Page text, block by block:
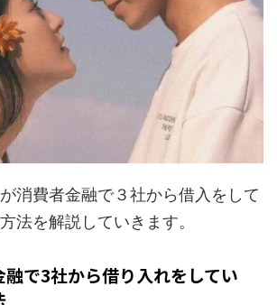
消費者金融で３社から借入をして
法を解説していきます。
で3社から借り入れをしてい